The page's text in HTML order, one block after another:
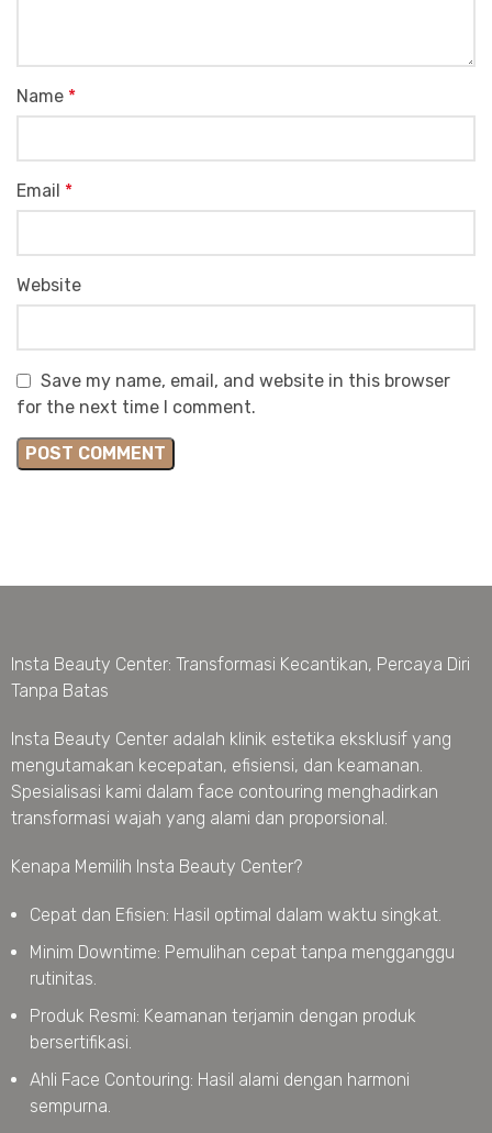
Name *
Email *
Website
Save my name, email, and website in this browser
for the next time I comment.
Insta Beauty Center: Transformasi Kecantikan, Percaya Diri
Tanpa Batas
Insta Beauty Center adalah klinik estetika eksklusif yang
mengutamakan kecepatan, efisiensi, dan keamanan.
Spesialisasi kami dalam face contouring menghadirkan
transformasi wajah yang alami dan proporsional.
Kenapa Memilih Insta Beauty Center?
Cepat dan Efisien: Hasil optimal dalam waktu singkat.
Minim Downtime: Pemulihan cepat tanpa mengganggu
rutinitas.
Produk Resmi: Keamanan terjamin dengan produk
bersertifikasi.
Ahli Face Contouring: Hasil alami dengan harmoni
sempurna.